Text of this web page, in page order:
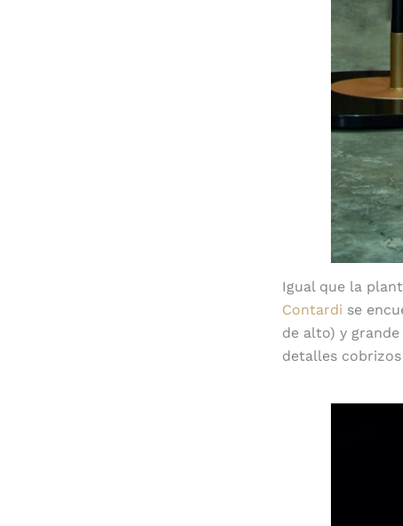
Igual que la
Contardi se
de alto) y
detalles